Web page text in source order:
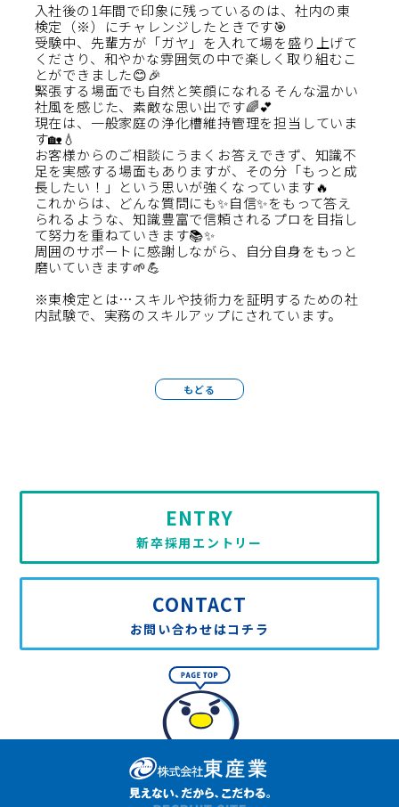
入社後の1年間で印象に残っているのは、社内の東
検定（※）にチャレンジしたときです🎯
受験中、先輩方が「ガヤ」を入れて場を盛り上げて
くださり、和やかな雰囲気の中で楽しく取り組むこ
とができました😊🎉
緊張する場面でも自然と笑顔になれる――そんな温かい
社風を感じた、素敵な思い出です🌈💕
現在は、一般家庭の浄化槽維持管理を担当していま
す🏡💧
お客様からのご相談にうまくお答えできず、知識不
足を実感する場面もありますが、その分「もっと成
長したい！」という思いが強くなっています🔥
これからは、どんな質問にも✨自信✨をもって答え
られるような、知識豊富で信頼されるプロを目指し
て努力を重ねていきます📚✨
周囲のサポートに感謝しながら、自分自身をもっと
磨いていきます🌱💪
※東検定とは…スキルや技術力を証明するための社
内試験で、実務のスキルアップにされています。
もどる
CONTACT
お問い合わせはコチラ
ENTRY
新卒採用エントリー